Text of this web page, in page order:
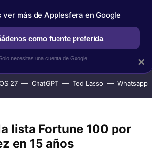
APPLESFERA SELECCIÓN
27 ChatGPT Ted Lasso Whatsapp
lista Fortune 100 por
en 15 años
×
ver más de Applesfera en Google
como fuente preferida
necesitas una cuenta de Google